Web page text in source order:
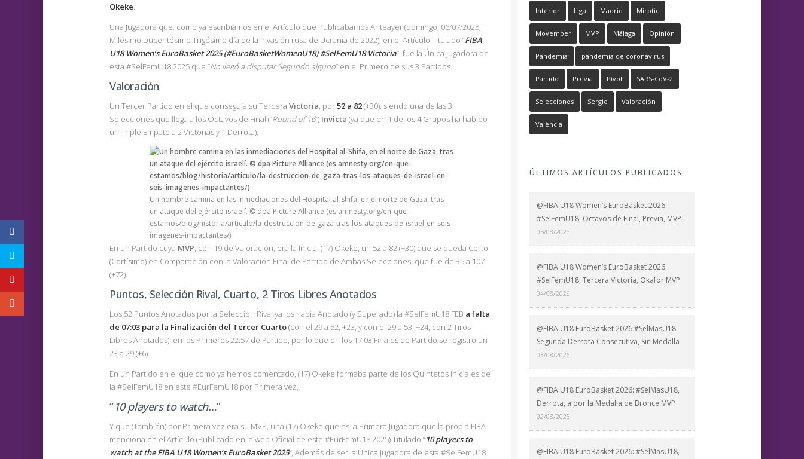
Okeke.
Una Jugadora que, como ya escribíamos en el Artículo que Publicábamos Anteayer (domingo, 06/07/2025,
Milésimo Ducentésimo Trigésimo día de la Invasión rusa de Ucrania de 2022), en el Artículo Titulado “FIBA
U18 Women’s EuroBasket 2025 (#EuroBasketWomenU18) #SelFemU18 Victoria”, fue la Única Jugadora de
esta #SelFemU18 2025 que “No llegó a disputar Segundo alguno” en el Primero de sus 3 Partidos.
Valoración
Un Tercer Partido en el que conseguía su Tercera Victoria, por52 a 82(+30), siendo una de las 3
Selecciones que llega a los Octavos de Final (“Round of 16”) Invicta (ya que en 1 de los 4 Grupos ha habido
un Triple Empate a 2 Victorias y 1 Derrota).
Un hombre camina en las inmediaciones del Hospital al-Shifa, en el norte de Gaza, tras
un ataque del ejército israelí. © dpa Picture Alliance (es.amnesty.org/en-que-
estamos/blog/historia/articulo/la-destruccion-de-gaza-tras-los-ataques-de-israel-en-seis-
imagenes-impactantes/)
En un Partido cuya MVP, con 19 de Valoración, era la Inicial (17) Okeke, un 52 a 82 (+30) que se queda Corto
(Cortísimo) en Comparación con la Valoración Final de Partido de Ambas Selecciones, que fue de 35 a 107
(+72).
Puntos, Selección Rival, Cuarto, 2 Tiros Libres Anotados
Los 52 Puntos Anotados por la Selección Rival ya los había Anotado (y Superado) la #SelFemU18 FEB a falta
de 07:03 para la Finalización del Tercer Cuarto(con el 29 a 52, +23, y con el 29 a 53, +24, con 2 Tiros
Libres Anotados), en los Primeros 22:57 de Partido, por lo que en los 17:03 Finales de Partido se registró un
23 a 29 (+6).
En un Partido en el que como ya hemos comentado, (17) Okeke formaba parte de los Quintetos Iniciales de
la #SelFemU18 en este #EurFemU18 por Primera vez.
“10 players to watch…”
Y que (También) por Primera vez era su MVP, una (17) Okeke que es la Primera Jugadora que la propia FIBA
menciona en el Artículo (Publicado en la web Oficial de este #EurFemU18 2025) Titulado “10 players to
watch at the FIBA U18 Women’s EuroBasket 2025”, Además de ser la Única Jugadora de esta #SelFemU18
Interior Liga Madrid Mirotic
Movember MVP Málaga Opinión
Pandemia pandemia de coronavirus
Partido Previa Pívot SARS-CoV-2
Selecciones Sergio Valoración
València
ÚLTIMOS ARTÍCULOS PUBLICADOS
@FIBA U18 Women’s EuroBasket 2026:
#SelFemU18, Octavos de Final, Previa, MVP
05/08/2026
@FIBA U18 Women’s EuroBasket 2026:
#SelFemU18, Tercera Victoria, Okafor MVP
04/08/2026
@FIBA U18 EuroBasket 2026 #SelMasU18
Segunda Derrota Consecutiva, Sin Medalla
03/08/2026
@FIBA U18 EuroBasket 2026: #SelMasU18,
Derrota, a por la Medalla de Bronce MVP
02/08/2026
@FIBA U18 EuroBasket 2026: #SelMasU18,